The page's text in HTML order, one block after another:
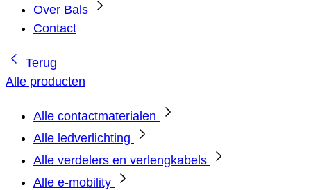
Over Bals
Contact
Terug
Alle producten
Alle contactmaterialen
Alle ledverlichting
Alle verdelers en verlengkabels
Alle e-mobility